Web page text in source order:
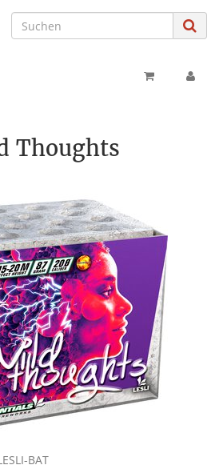
Thoughts
BAT